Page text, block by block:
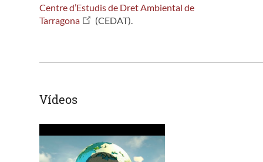
Centre d’Estudis de Dret Ambiental de
Tarragona
(CEDAT).
Vídeos